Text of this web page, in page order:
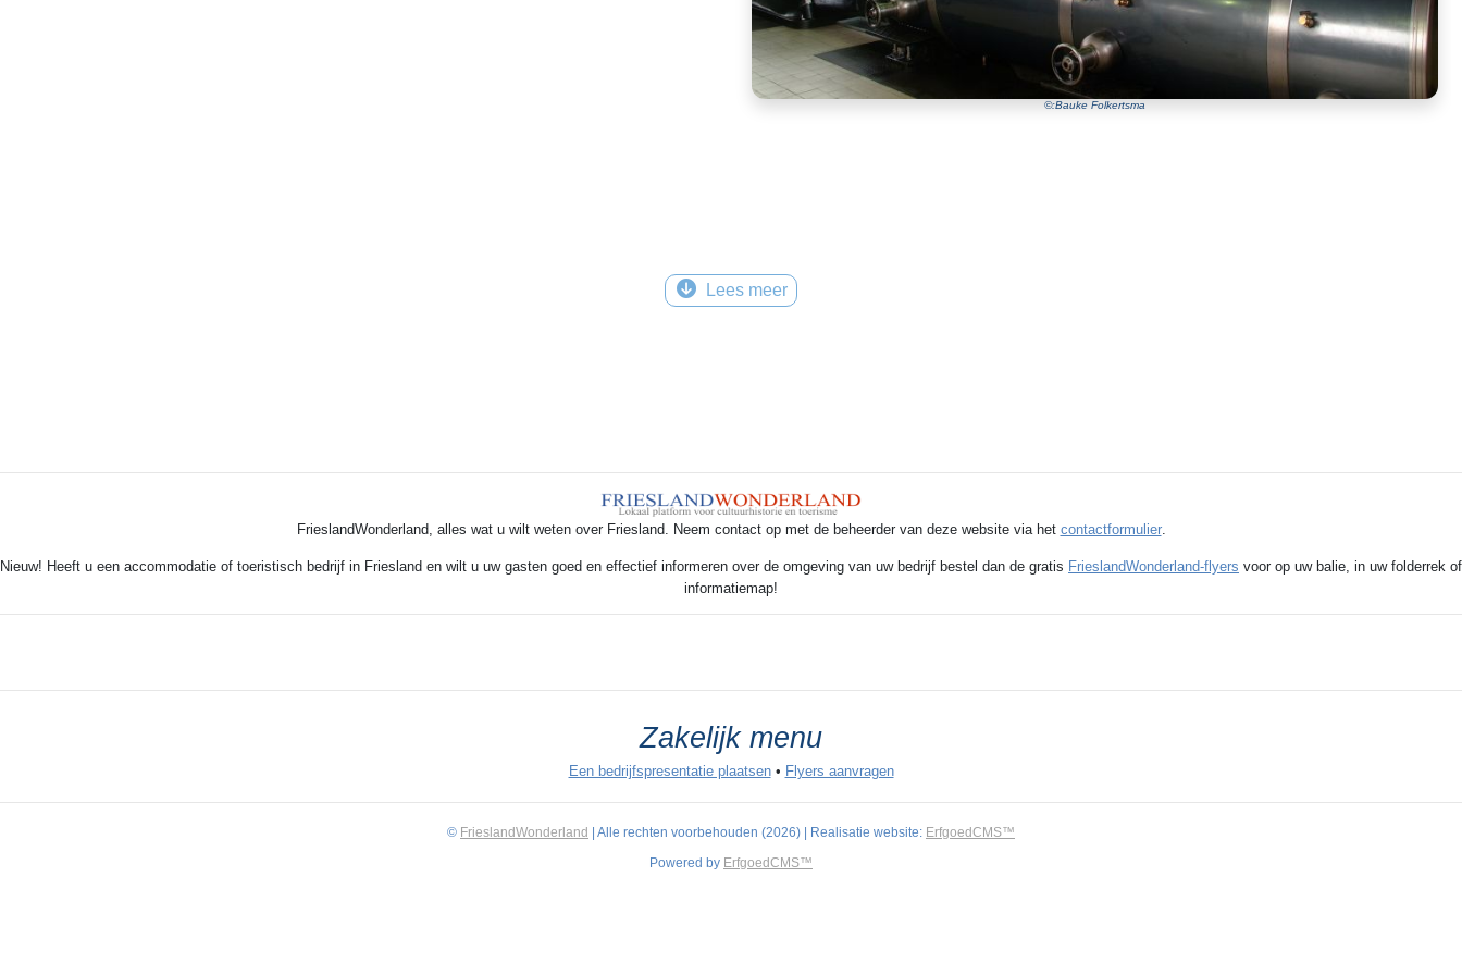
©:Bauke Folkertsma
Lees meer
FrieslandWonderland, alles wat u wilt weten over Friesland. Neem contact op met de beheerder van deze website via het contactformulier.
Nieuw! Heeft u een accommodatie of toeristisch bedrijf in Friesland en wilt u uw gasten goed en effectief informeren over de omgeving van uw bedrijf bestel dan de gratis FrieslandWonderland-flyers voor op uw balie, in uw folderrek of
informatiemap!
Zakelijk menu
Een bedrijfspresentatie plaatsen• Flyers aanvragen
© FrieslandWonderland | Alle rechten voorbehouden (2026) | Realisatie website: ErfgoedCMS™
Powered by ErfgoedCMS™